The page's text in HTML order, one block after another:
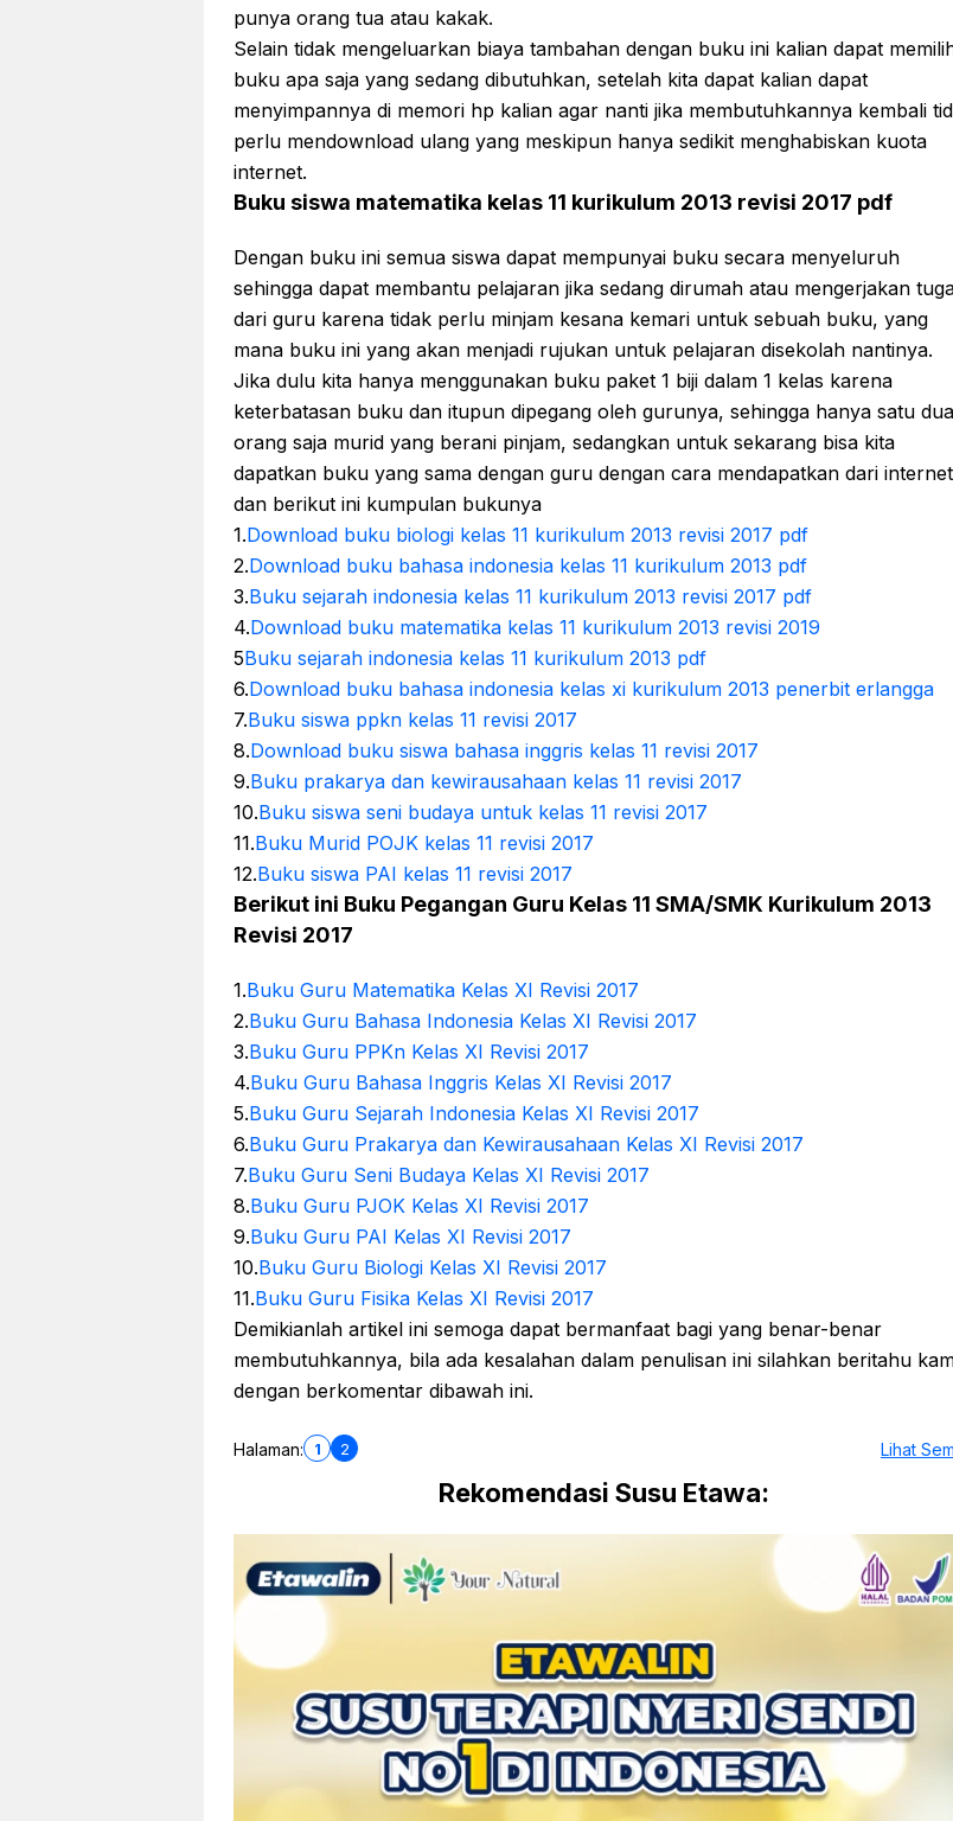
punya orang tua atau kakak.
Selain tidak mengeluarkan biaya tambahan dengan buku ini kalian dapat
buku apa saja yang sedang dibutuhkan, setelah kita dapat kalian dapat
menyimpannya di memori hp kalian agar nanti jika membutuhkannya kembali
perlu mendownload ulang yang meskipun hanya sedikit menghabiskan kuota
internet.
Buku siswa matematika kelas 11 kurikulum 2013 revisi 2017 pdf
Dengan buku ini semua siswa dapat mempunyai buku secara menyeluruh
sehingga dapat membantu pelajaran jika sedang dirumah atau mengerjakan
dari guru karena tidak perlu minjam kesana kemari untuk sebuah buku, yang
mana buku ini yang akan menjadi rujukan untuk pelajaran disekolah nantinya.
Jika dulu kita hanya menggunakan buku paket 1 biji dalam 1 kelas karena
keterbatasan buku dan itupun dipegang oleh gurunya, sehingga hanya satu dua
orang saja murid yang berani pinjam, sedangkan untuk sekarang bisa kita
dapatkan buku yang sama dengan guru dengan cara mendapatkan dari
dan berikut ini kumpulan bukunya
1.Download buku biologi kelas 11 kurikulum 2013 revisi 2017 pdf
2.Download buku bahasa indonesia kelas 11 kurikulum 2013 pdf
3.Buku sejarah indonesia kelas 11 kurikulum 2013 revisi 2017 pdf
4.Download buku matematika kelas 11 kurikulum 2013 revisi 2019
5Buku sejarah indonesia kelas 11 kurikulum 2013 pdf
6.Download buku bahasa indonesia kelas xi kurikulum 2013 penerbit erlangga
7.Buku siswa ppkn kelas 11 revisi 2017
8.Download buku siswa bahasa inggris kelas 11 revisi 2017
9.Buku prakarya dan kewirausahaan kelas 11 revisi 2017
10.Buku siswa seni budaya untuk kelas 11 revisi 2017
11.Buku Murid POJK kelas 11 revisi 2017
12.Buku siswa PAI kelas 11 revisi 2017
Berikut ini Buku Pegangan Guru Kelas 11 SMA/SMK Kurikulum 2013
Revisi 2017
1.Buku Guru Matematika Kelas XI Revisi 2017
2.Buku Guru Bahasa Indonesia Kelas XI Revisi 2017
3.Buku Guru PPKn Kelas XI Revisi 2017
4.Buku Guru Bahasa Inggris Kelas XI Revisi 2017
5.Buku Guru Sejarah Indonesia Kelas XI Revisi 2017
6.Buku Guru Prakarya dan Kewirausahaan Kelas XI Revisi 2017
7.Buku Guru Seni Budaya Kelas XI Revisi 2017
8.Buku Guru PJOK Kelas XI Revisi 2017
9.Buku Guru PAI Kelas XI Revisi 2017
10.Buku Guru Biologi Kelas XI Revisi 2017
11.Buku Guru Fisika Kelas XI Revisi 2017
Demikianlah artikel ini semoga dapat bermanfaat bagi yang benar-benar
membutuhkannya, bila ada kesalahan dalam penulisan ini silahkan beritahu
dengan berkomentar dibawah ini.
Halaman: 1 2 Lihat
Rekomendasi Susu Etawa: